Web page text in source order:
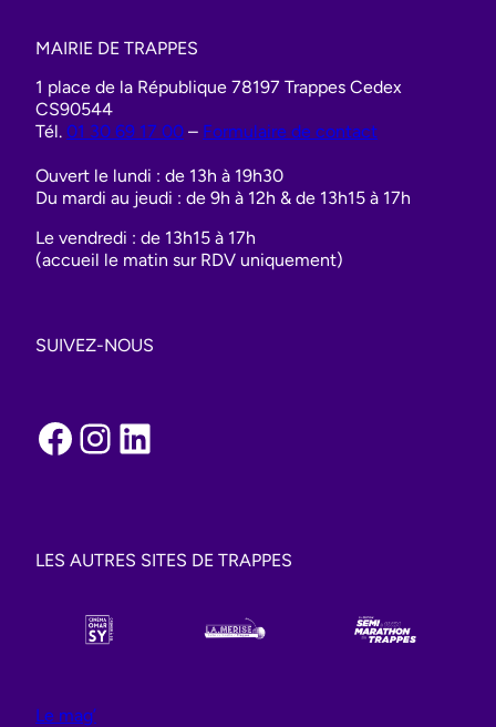
MAIRIE DE TRAPPES
1 place de la République 78197 Trappes Cedex
CS90544
Tél. 01 30 69 17 00 – Formulaire de contact
Ouvert le lundi : de 13h à 19h30
Du mardi au jeudi : de 9h à 12h & de 13h15 à 17h
Le vendredi : de 13h15 à 17h
(accueil le matin sur RDV uniquement)
SUIVEZ-NOUS
Facebook Instagram LinkedIn
LES AUTRES SITES DE TRAPPES
Le mag’